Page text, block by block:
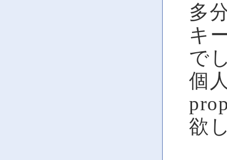
多
キ
で
個
欲